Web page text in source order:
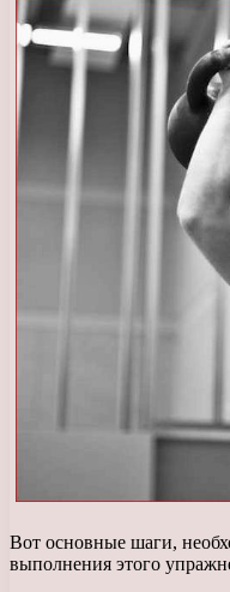
Вот основные шаги,
выполнения этого